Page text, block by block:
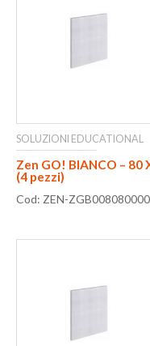
SOLUZIONI EDUCATIONAL
Zen GO! BIANCO – 80
(4 pezzi)
Cod: ZEN-ZGB008080000